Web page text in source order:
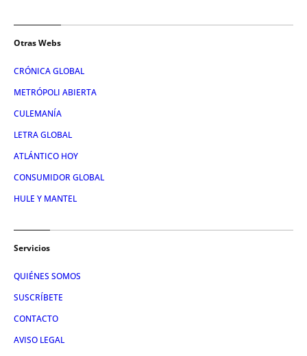
Otras Webs
CRÓNICA GLOBAL
METRÓPOLI ABIERTA
CULEMANÍA
LETRA GLOBAL
ATLÁNTICO HOY
CONSUMIDOR GLOBAL
HULE Y MANTEL
Servicios
QUIÉNES SOMOS
SUSCRÍBETE
CONTACTO
AVISO LEGAL